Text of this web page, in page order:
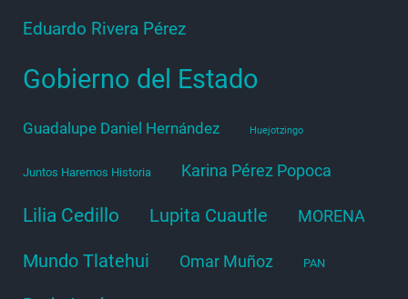
Eduardo Rivera Pérez
Gobierno del Estado
Guadalupe Daniel Hernández Huejotzingo
Juntos Haremos Historia Karina Pérez Popoca
Lilia Cedillo Lupita Cuautle MORENA
Mundo Tlatehui Omar Muñoz PAN